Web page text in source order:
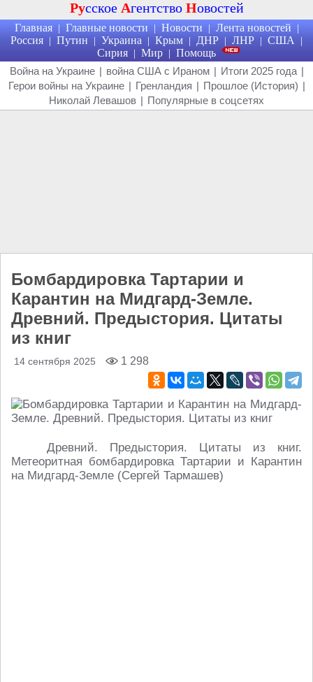
Русское Агентство Новостей
Главная | Главные новости | Новости | Лента новостей |
Россия | Путин | Украина | Крым | ДНР | ЛНР | США |
Сирия | Мир | Помощь
Война на Украине | война США с Ираном | Итоги 2025 года |
Герои войны на Украине | Гренландия | Прошлое (История) |
Николай Левашов | Популярные в соцсетях
Бомбардировка Тартарии и
Карантин на Мидгард-Земле.
Древний. Предыстория. Цитаты
из книг
14 сентября 2025 1 298
Древний. Предыстория. Цитаты из книг.
Метеоритная бомбардировка Тартарии и Карантин
на Мидгард-Земле (Сергей Тармашев)